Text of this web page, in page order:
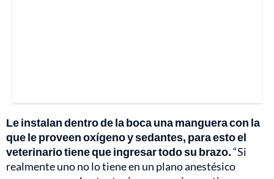
Le instalan dentro de la boca una manguera con la
que le proveen oxígeno y sedantes, para esto el
veterinario tiene que ingresar todo su brazo.“Si
realmente uno no lo tiene en un plano anestésico